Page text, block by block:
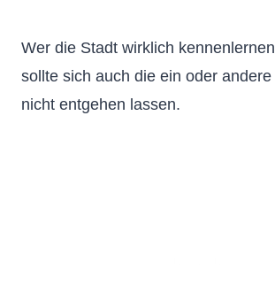
Wer die Stadt wirklich
sollte sich auch die ein oder
nicht entgehen lassen.